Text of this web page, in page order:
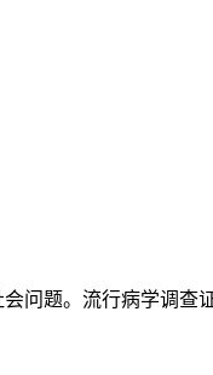
问题。流行病学调查